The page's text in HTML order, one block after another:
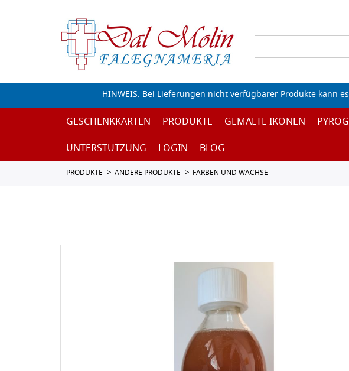
HINWEIS: Bei Lieferungen nicht verfügbarer Produkte kann
GESCHENKKARTEN PRODUKTE GEMALTE IKONEN
UNTERSTUTZUNG
LOGIN BLOG
PRODUKTE ANDERE PRODUKTE FARBEN UND WACHSE